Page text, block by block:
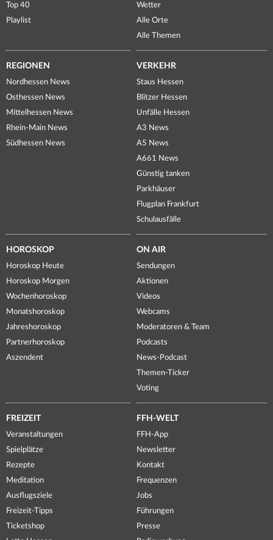
Top 40
Playlist
Wetter
Alle Orte
Alle Themen
REGIONEN
Nordhessen News
Osthessen News
Mittelhessen News
Rhein-Main News
Südhessen News
VERKEHR
Staus Hessen
Blitzer Hessen
Unfälle Hessen
A3 News
A5 News
A661 News
Günstig tanken
Parkhäuser
Flugplan Frankfurt
Schulausfälle
HOROSKOP
Horoskop Heute
Horoskop Morgen
Wochenhoroskop
Monatshoroskop
Jahreshoroskop
Partnerhoroskop
Aszendent
ON AIR
Sendungen
Aktionen
Videos
Webcams
Moderatoren & Team
Podcasts
News-Podcast
Themen-Ticker
Voting
FREIZEIT
Veranstaltungen
Spielplätze
Rezepte
Meditation
Ausflugsziele
Freizeit-Tipps
Ticketshop
FFH-WELT
FFH-App
Newsletter
Kontakt
Frequenzen
Jobs
Führungen
Presse